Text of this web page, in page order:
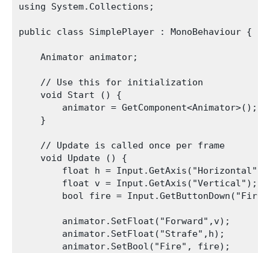
using System.Collections;
public class SimplePlayer : MonoBehaviour {
    Animator animator;
    // Use this for initialization
    void Start () {
        animator = GetComponent<Animator>();
    }
    // Update is called once per frame
    void Update () {
        float h = Input.GetAxis("Horizontal");
        float v = Input.GetAxis("Vertical");
bool fire =
        animator.SetFloat("Forward",v);
        animator.SetFloat("Strafe",h);
        animator.SetBool("Fire", fire);